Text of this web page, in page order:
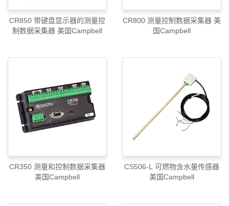
CR850 带键盘显示器的测量控
制数据采集器 美国Campbell
CR800 测量控制数据采集器 美
国Campbell
CR350 测量和控制数据采集器
美国Campbell
CS506-L 可燃物含水量传感器
美国Campbell